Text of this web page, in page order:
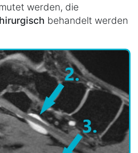
werden, die
behandelt werden